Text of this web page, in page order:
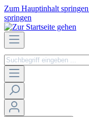
Zum Hauptinhalt springen
springen